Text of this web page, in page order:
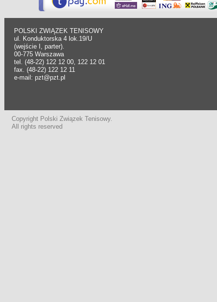
POLSKI ZWIĄZEK TENISOWY
ul. Konduktorska 4 lok.19/U
(wejście I, parter).
00-775 Warszawa
tel. (48-22) 122 12 00, 122 12 01
fax. (48-22) 122 12 11
e-mail: pzt@pzt.pl
Copyright Polski Związek Tenisowy.
All rights reserved